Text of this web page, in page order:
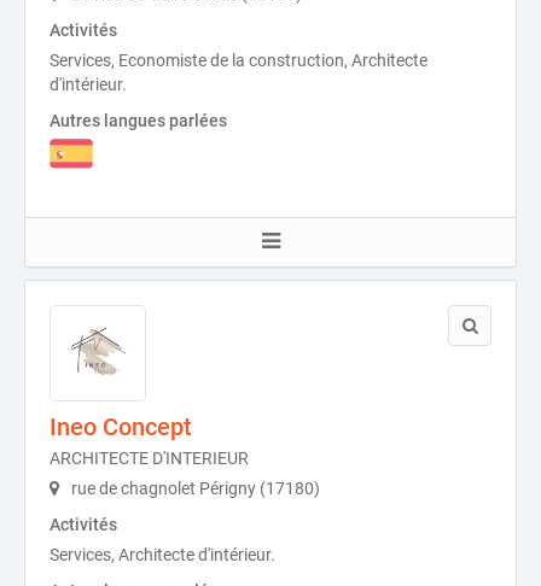
Activités
Services, Economiste de la construction, Architecte
d'intérieur.
Autres langues parlées
Ineo Concept
ARCHITECTE D'INTERIEUR
rue de chagnolet Périgny (17180)
Activités
Services, Architecte d'intérieur.